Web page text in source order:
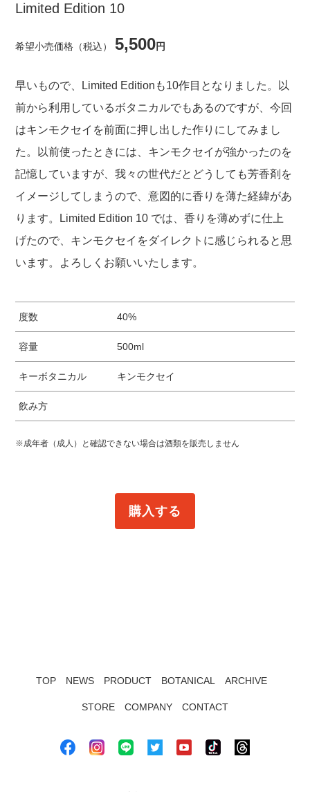
Limited Edition 10
希望小売価格（税込）5,500円
早いもので、Limited Editionも10作目となりました。以
前から利用しているボタニカルでもあるのですが、今回
はキンモクセイを前面に押し出した作りにしてみまし
た。以前使ったときには、キンモクセイが強かったのを
記憶していますが、我々の世代だとどうしても芳香剤を
イメージしてしまうので、意図的に香りを薄た経緯があ
ります。Limited Edition 10 では、香りを薄めずに仕上
げたので、キンモクセイをダイレクトに感じられると思
います。よろしくお願いいたします。
度数 40%
容量 500ml
キーボタニカル キンモクセイ
飲み方
※成年者（成人）と確認できない場合は酒類を販売しません
購入する
TOP NEWS PRODUCT BOTANICAL ARCHIVE
STORE COMPANY CONTACT